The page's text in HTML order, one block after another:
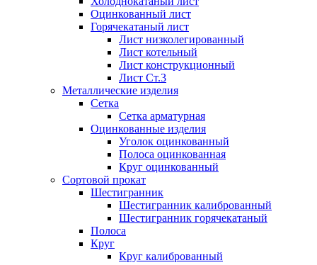
Оцинкованный лист
Горячекатаный лист
Лист низколегированный
Лист котельный
Лист конструкционный
Лист Ст.3
Металлические изделия
Сетка
Сетка арматурная
Оцинкованные изделия
Уголок оцинкованный
Полоса оцинкованная
Круг оцинкованный
Сортовой прокат
Шестигранник
Шестигранник калиброванный
Шестигранник горячекатаный
Полоса
Круг
Круг калиброванный